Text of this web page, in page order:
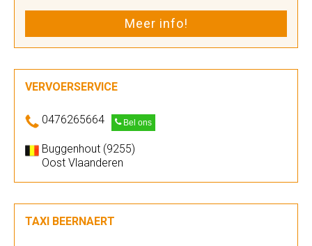
Meer info!
VERVOERSERVICE
0476265664 Bel ons
Buggenhout (9255)
Oost Vlaanderen
TAXI BEERNAERT